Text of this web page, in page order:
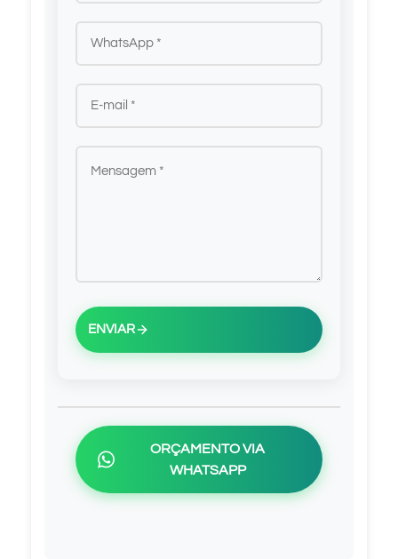
ENVIAR
ORÇAMENTO VIA
WHATSAPP